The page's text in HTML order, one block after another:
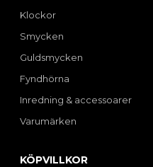
Klockor
Smycken
Guldsmycken
Fyndhörna
Inredning & accessoarer
Varumärken
KÖPVILLKOR